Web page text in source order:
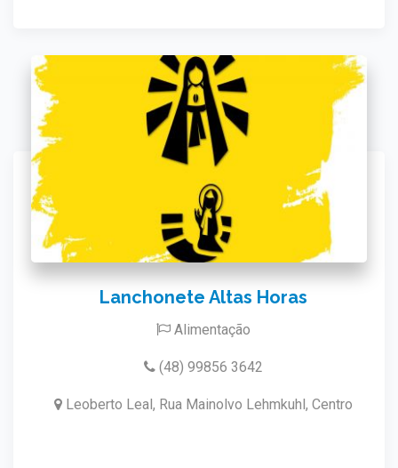
Lanchonete Altas Horas
Alimentação
(48) 99856 3642
Leoberto Leal, Rua Mainolvo Lehmkuhl, Centro